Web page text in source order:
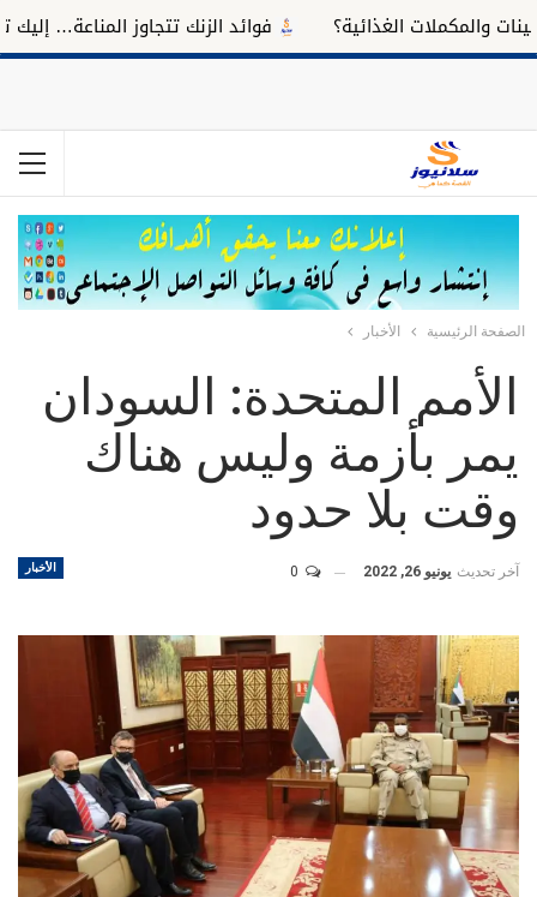
الغذائية؟ فوائد الزنك تتجاوز المناعة… إليك
الصفحة الرئيسية الأخبار
الأمم المتحدة: السودان
يمر بأزمة وليس هناك
وقت بلا حدود
الأخبار آخر تحديث يونيو 26, 2022